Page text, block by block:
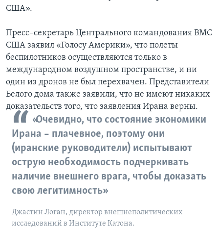
США».
Пресс–секретарь Центрального командования ВМС
США заявил «Голосу Америки», что полеты
беспилотников осуществляются только в
международном воздушном пространстве, и ни
один из дронов не был перехвачен. Представители
Белого дома также заявили, что не имеют никаких
доказательств того, что заявления Ирана верны.
«Очевидно, что состояние экономики
Ирана – плачевное, поэтому они
(иранские руководители) испытывают
острую необходимость подчеркивать
наличие внешнего врага, чтобы доказать
свою легитимность»
Джастин Логан, директор внешнеполитических
исследований в Институте Катона.